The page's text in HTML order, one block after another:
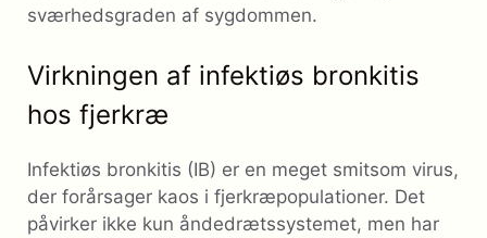
sværhedsgraden af ​​sygdommen.
Virkningen af ​​infektiøs bronkitis
hos fjerkræ
Infektiøs bronkitis (IB) er en meget smitsom virus,
der forårsager kaos i fjerkræpopulationer. Det
påvirker ikke kun åndedrætssystemet, men har